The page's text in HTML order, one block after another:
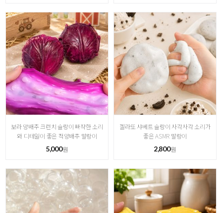
보라 양배추 크런치 슬랑이 빠쟉한 소리
와 디테일이 좋은 적양배추 말랑이
5,000원
젤라또 샤베트 슬랑이 사각사각 소리가
좋은 ASMR 말랑이
2,800원